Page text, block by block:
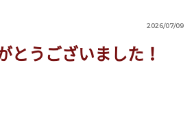
2026/07/09
とうございました！